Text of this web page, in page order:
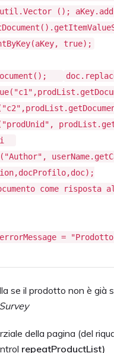
();
true);
come risposta
=
se il prodotto non è
Survey
della pagina (del
repeatProductList)